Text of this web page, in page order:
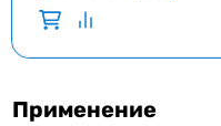
Применение